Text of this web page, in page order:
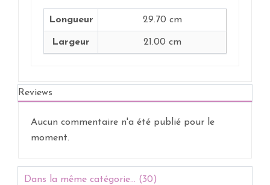
Longueur 29.70 cm
Largeur 21.00 cm
Reviews
Aucun commentaire n'a été publié pour le
moment.
Dans la même catégorie... (30)